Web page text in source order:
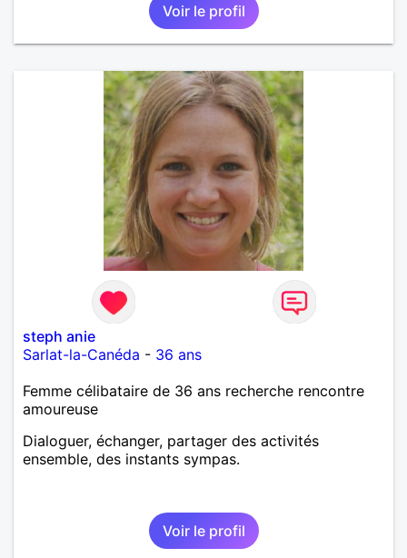
Voir le profil
steph anie
Sarlat-la-Canéda - 36 ans
Femme célibataire de 36 ans recherche rencontre
amoureuse
Dialoguer, échanger, partager des activités
ensemble, des instants sympas.
Voir le profil